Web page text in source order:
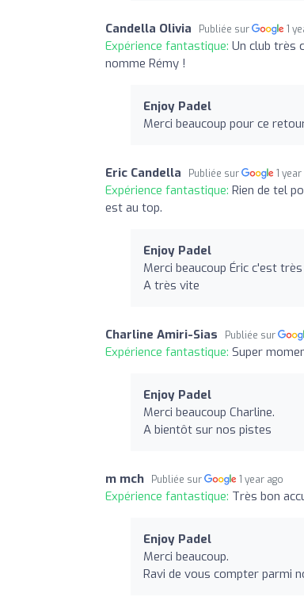
Candella Olivia Publiée sur 1
Expérience fantastique: Un club très
nomme Rémy !
Enjoy Padel
Merci beaucoup pour ce
Eric Candella Publiée sur 1
Expérience fantastique: Rien de tel
est au top.
Enjoy Padel
Merci beaucoup Éric c'est
A très vite
Charline Amiri-Sias Publiée sur
Expérience fantastique: Super
Enjoy Padel
Merci beaucoup Charline.
A bientôt sur nos pistes
m mch Publiée sur 1 year ago
Expérience fantastique: Très bon
Enjoy Padel
Merci beaucoup.
Ravi de vous compter parmi